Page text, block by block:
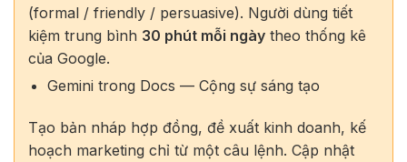
(formal / friendly / persuasive). Người dùng tiết
kiệm trung bình 30 phút mỗi ngày theo thống kê
của Google.
Gemini trong Docs — Cộng sự sáng tạo
Tạo bản nháp hợp đồng, đề xuất kinh doanh, kế
hoạch marketing chỉ từ một câu lệnh. Cập nhật